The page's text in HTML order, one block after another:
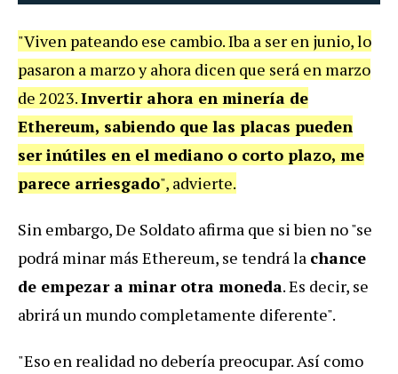
"Viven pateando ese cambio. Iba a ser en junio, lo
pasaron a marzo y ahora dicen que será en marzo
de 2023.Invertir ahora en minería de
Ethereum, sabiendo que las placas pueden
ser inútiles en el mediano o corto plazo, me
parece arriesgado", advierte.
Sin embargo, De Soldato afirma que si bien no "se
podrá minar más Ethereum, se tendrá la chance
de empezar a minar otra moneda. Es decir, se
abrirá un mundo completamente diferente".
"Eso en realidad no debería preocupar. Así como